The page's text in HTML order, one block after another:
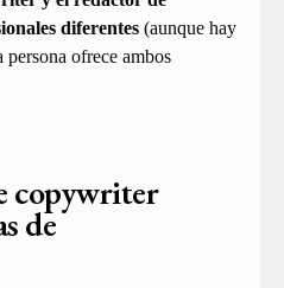
diferentes (aunque hay
persona ofrece ambos
copywriter
de